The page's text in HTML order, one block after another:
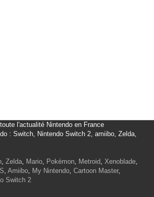
l'actualité Nintendo en France
: Switch, Nintendo Switch 2, amiibo, Zelda,
, Zelda, Mario, Pokémon, Metroid, Xenoblade,
, Amiibo, My Nintendo, Cartoon Master,
Switch 2